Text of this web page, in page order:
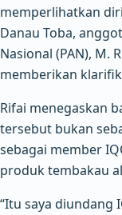
memperlihatkan
Danau Toba,
Nasional (PAN), M.
memberikan
Rifai menegaskan
tersebut bukan
sebagai member
produk tembakau
“Itu saya diundang